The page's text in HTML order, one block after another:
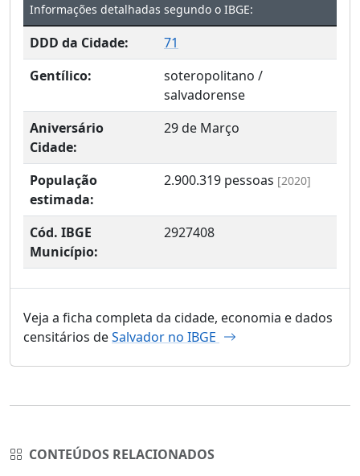
Informações detalhadas segundo o IBGE:
DDD da Cidade:
71
Gentílico:
soteropolitano /
salvadorense
Aniversário
Cidade:
29 de Março
População
estimada:
2.900.319 pessoas [2020]
Cód. IBGE
Município:
2927408
Veja a ficha completa da cidade, economia e dados
censitários deSalvador no IBGE
CONTEÚDOS RELACIONADOS